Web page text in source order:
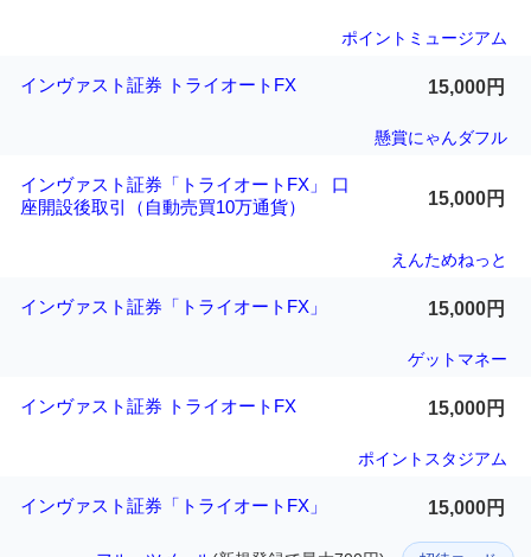
ポイントミュージアム
インヴァスト証券 トライオートFX 15,000円
懸賞にゃんダフル
インヴァスト証券「トライオートFX」 口
座開設後取引（自動売買10万通貨）
15,000円
えんためねっと
インヴァスト証券「トライオートFX」 15,000円
ゲットマネー
インヴァスト証券 トライオートFX 15,000円
ポイントスタジアム
インヴァスト証券「トライオートFX」 15,000円